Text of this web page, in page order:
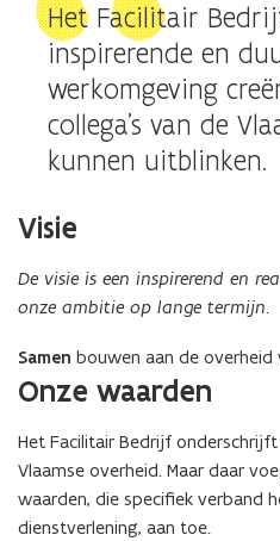
Het Facilitair
inspirerende en
werkomgeving
collega’s van de
kunnen uitblinken.
Visie
De visie is een inspirerend en
onze ambitie op lange termijn.
Samen bouwen aan de
Onze waarden
Het Facilitair Bedrijf
Vlaamse overheid. Maar daar
waarden, die specifiek verband
dienstverlening, aan toe.